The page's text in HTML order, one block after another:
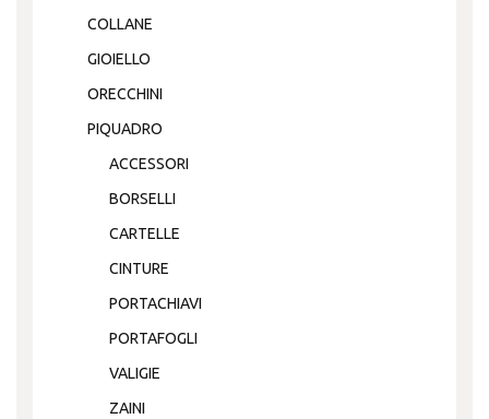
COLLANE
GIOIELLO
ORECCHINI
PIQUADRO
ACCESSORI
BORSELLI
CARTELLE
CINTURE
PORTACHIAVI
PORTAFOGLI
VALIGIE
ZAINI